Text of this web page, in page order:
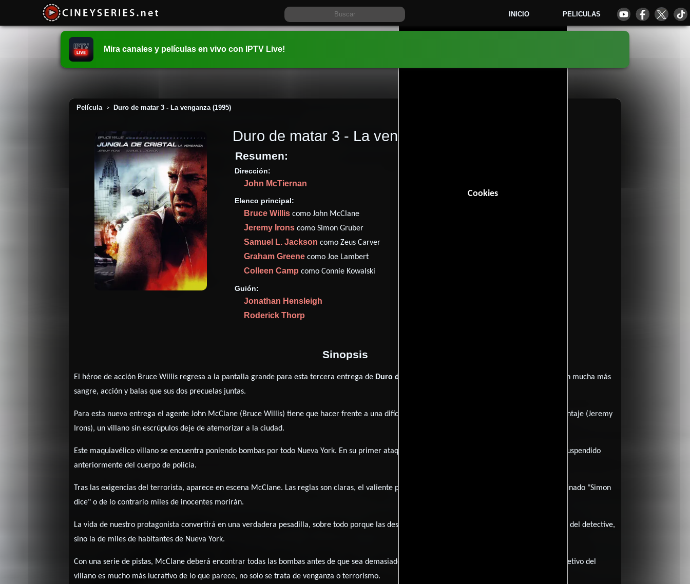
INICIO PELICULAS
Cookies
Mira canales y películas en vivo con IPTV Live!
Película > Duro de matar 3 - La venganza (1995)
Duro de matar 3 - La venganza
Resumen:
Dirección:
John McTiernan
Elenco principal:
Bruce Willis como John McClane
Jeremy Irons como Simon Gruber
Samuel L. Jackson como Zeus Carver
Graham Greene como Joe Lambert
Colleen Camp como Connie Kowalski
Guión:
Jonathan Hensleigh
Roderick Thorp
02 hr 8 min (128 minutos).
Sinopsis
El héroe de acción Bruce Willis regresa a la pantalla grande para esta tercera entrega de Duro de matar 3 - La venganza
. Un filme que regresa con mucha más
sangre, acción y balas que sus dos precuelas juntas.
Para esta nueva entrega el agente John McClane (Bruce Willis) tiene que hacer frente a una difícil misión. Se trata de hacer que el maestro del chantaje (Jeremy
Irons), un villano sin escrúpulos deje de atemorizar a la ciudad.
Este maquiavélico villano se encuentra poniendo bombas por todo Nueva York. En su primer ataque, reclama la presencia del detective, quien fue suspendido
anteriormente del cuerpo de policía.
Tras las exigencias del terrorista, aparece en escena McClane. Las reglas son claras, el valiente policía debe participar en un siniestro juego denominado "Simon
dice" o de lo contrario miles de inocentes morirán.
La vida de nuestro protagonista convertirá en una verdadera pesadilla, sobre todo porque las descabelladas pruebas no solo ponen en riesgo la vida del detective,
sino la de miles de habitantes de Nueva York.
Con una serie de pistas, McClane deberá encontrar todas las bombas antes de que sea demasiado tarde. Pronto el protagonista descubre que el objetivo del
villano es mucho más lucrativo de lo que parece, no solo se trata de venganza o terrorismo.